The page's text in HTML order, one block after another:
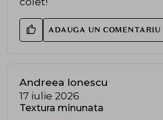
ADAUGA UN COMENTARIU
Andreea Ionescu
17 iulie 2026
Textura minunata